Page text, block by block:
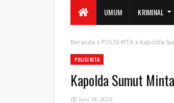
UMUM KRIMINAL
Beranda POLISI KITA Kapolda
POLISI KITA
Kapolda Sumut
Juni 18, 2026